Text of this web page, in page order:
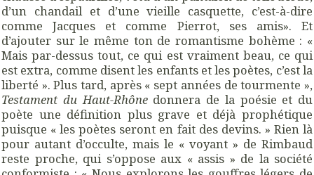
d’un chandail et d’une vieille casquette, c’est-à-dire
comme Jacques et comme Pierrot, ses amis». Et
d’ajouter sur le même ton de romantisme bohème : «
Mais par-dessus tout, ce qui est vraiment beau, ce qui
est extra, comme disent les enfants et les poètes, c’est la
liberté ». Plus tard, après « sept années de tourmente »,
Testament du Haut-Rhônedonnera de la poésie et du
poète une définition plus grave et déjà prophétique
puisque « les poètes seront en fait des devins. » Rien là
pour autant d’occulte, mais le « voyant » de Rimbaud
reste proche, qui s’oppose aux « assis » de la société